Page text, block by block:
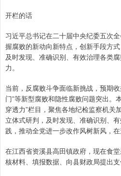
开栏的话
习近平总书记在二十届中央纪委五次
握腐败的新动向新特点，创新手段方
及时发现、准确识别、有效治理各类
力。
当前，反腐败斗争面临新挑战，预期
门”等新型腐败和隐性腐败问题突出。
穿透力”栏目，聚焦各地纪检监察机关
立体式研判，及时发现、准确识别、
践，推动全党进一步改作风树新风，在
在江西省资溪县高田镇政府，现在食
核材料、填报数据、向县财政局提出支